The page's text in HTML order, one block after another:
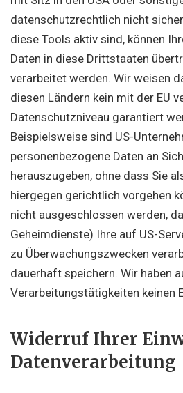
datenschutzrechtlich nicht
diese Tools aktiv sind, können
Daten in diese Drittstaaten
verarbeitet werden. Wir weisen
diesen Ländern kein mit der EU
Datenschutzniveau garantiert
Beispielsweise sind US-
personenbezogene Daten an
herauszugeben, ohne dass Sie
hiergegen gerichtlich vorgehen
nicht ausgeschlossen werden,
Geheimdienste) Ihre auf US-
zu Überwachungszwecken
dauerhaft speichern. Wir haben
Verarbeitungstätigkeiten keinen
Widerruf Ihrer
Datenverarbeitung